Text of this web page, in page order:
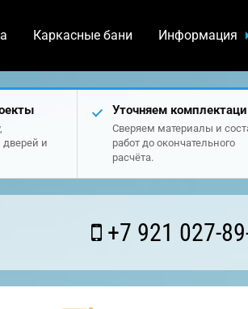
Каркасные бани Информация
дверей и
Уточняем
Сверяем материалы и
работ до окончательного
расчёта.
+7 921 027-